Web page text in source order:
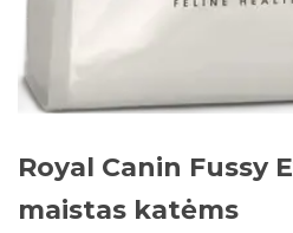
Royal Canin Fussy
maistas katėms